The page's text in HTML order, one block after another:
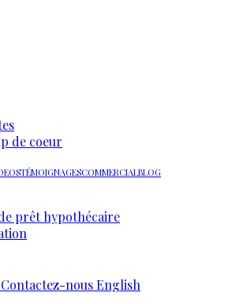
de coeur
TÉMOIGNAGESCOMMERCIALBLOG
prêt hypothécaire
Contactez-nousEnglish